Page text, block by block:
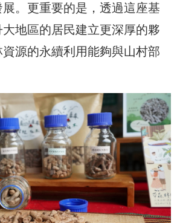
。更重要的是，透過這座基
地區的居民建立更深厚的夥
源的永續利用能夠與山村部